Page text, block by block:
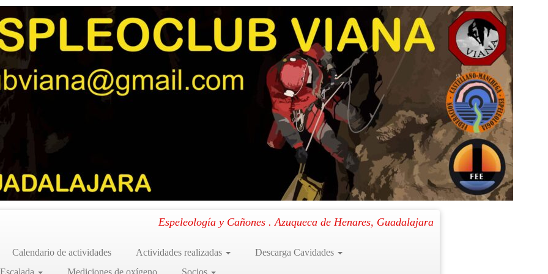
Espeleología y Cañones . Azuqueca de Henares, Guadalajara
Calendario de actividades Actividades realizadas
Descarga Cavidades
Mediciones de oxígeno Socios
Siguiente →